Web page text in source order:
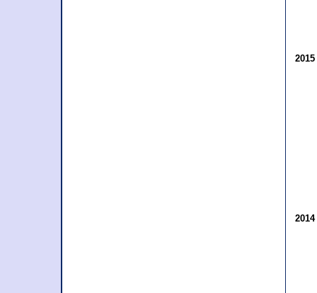
2015
2014